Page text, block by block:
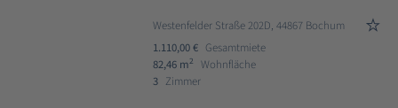
Westenfelder Straße 202D, 44867 Bochum
1.110,00 € Gesamtmiete
82,46 m2
Wohnfläche
3 Zimmer